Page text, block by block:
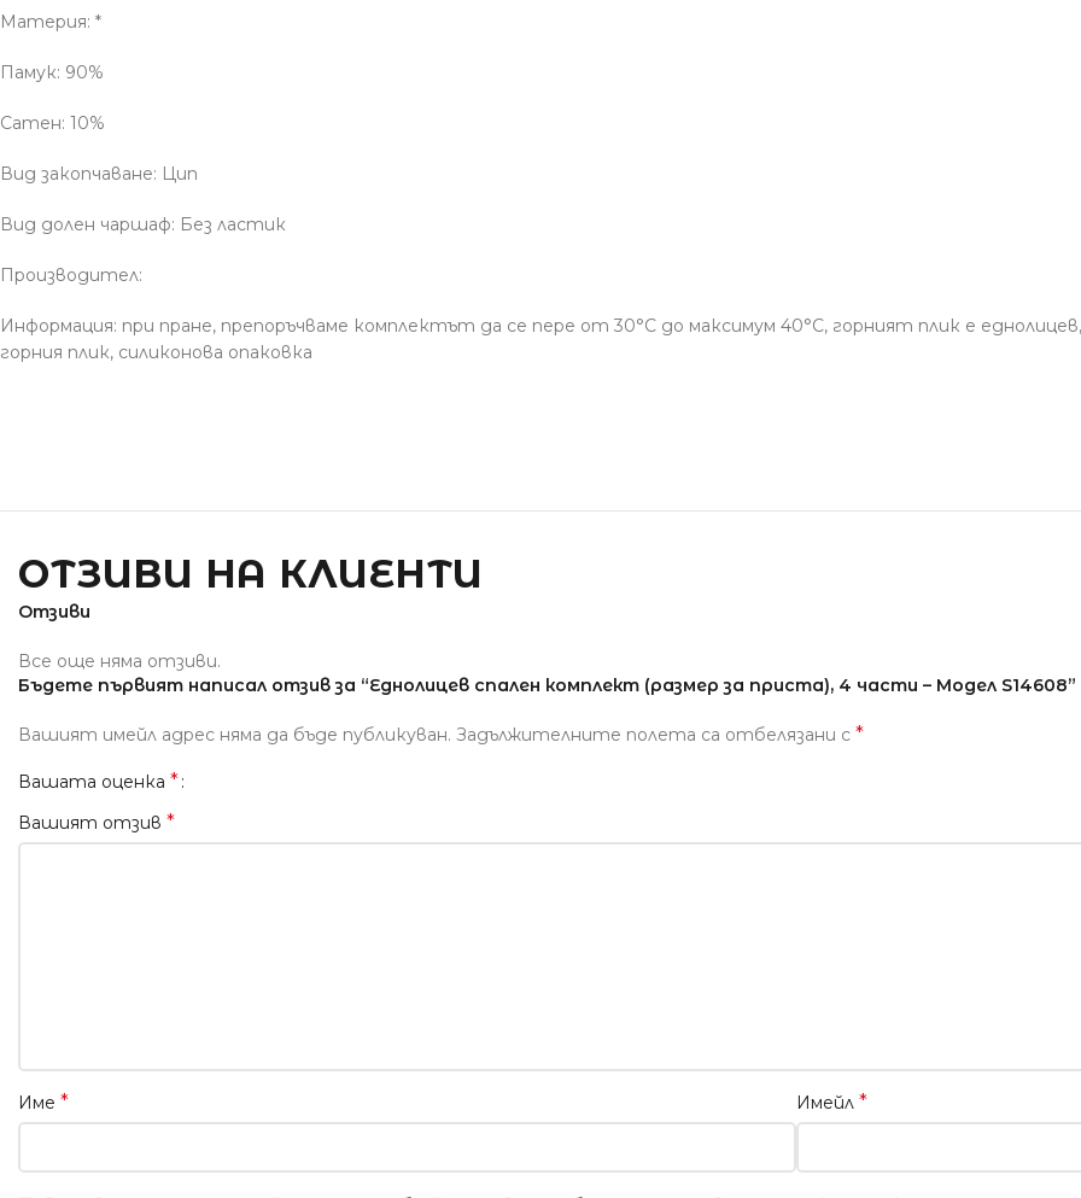
Материя: *
Памук: 90%
Сатен: 10%
Вид закопчаване: Цип
Вид долен чаршаф: Без ластик
Производител:
Информация: при пране, препоръчваме комплектът да се пере от 30°С до максимум 40°С, горният плик е
горния плик, силиконова опаковка
ОТЗИВИ НА КЛИЕНТИ
Отзиви
Все още няма отзиви.
Бъдете първият написал отзив за “Еднолицев спален комплект (размер за приста), 4 части – Модел S14608”
Вашият имейл адрес няма да бъде публикуван. Задължителните полета са отбелязани с *
Вашата оценка *
Вашият отзив *
Име * Имейл *